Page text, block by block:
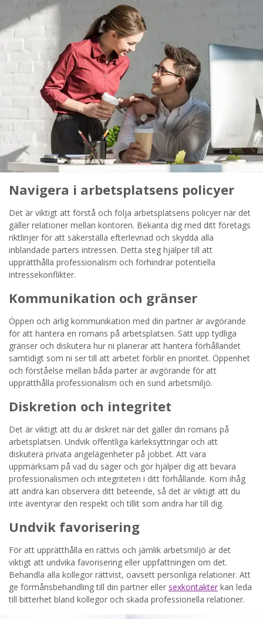
Navigera i arbetsplatsens policyer
Det är viktigt att förstå och följa arbetsplatsens policyer när det
gäller relationer mellan kontoren. Bekanta dig med ditt företags
riktlinjer för att säkerställa efterlevnad och skydda alla
inblandade parters intressen. Detta steg hjälper till att
upprätthålla professionalism och förhindrar potentiella
intressekonflikter.
Kommunikation och gränser
Öppen och ärlig kommunikation med din partner är avgörande
för att hantera en romans på arbetsplatsen. Sätt upp tydliga
gränser och diskutera hur ni planerar att hantera förhållandet
samtidigt som ni ser till att arbetet förblir en prioritet. Öppenhet
och förståelse mellan båda parter är avgörande för att
upprätthålla professionalism och en sund arbetsmiljö.
Diskretion och integritet
Det är viktigt att du är diskret när det gäller din romans på
arbetsplatsen. Undvik offentliga kärleksyttringar och att
diskutera privata angelägenheter på jobbet. Att vara
uppmärksam på vad du säger och gör hjälper dig att bevara
professionalismen och integriteten i ditt förhållande. Kom ihåg
att andra kan observera ditt beteende, så det är viktigt att du
inte äventyrar den respekt och tillit som andra har till dig.
Undvik favorisering
För att upprätthålla en rättvis och jämlik arbetsmiljö är det
viktigt att undvika favorisering eller uppfattningen om det.
Behandla alla kollegor rättvist, oavsett personliga relationer. Att
ge förmånsbehandling till din partner eller sexkontakter kan leda
till bitterhet bland kollegor och skada professionella relationer.